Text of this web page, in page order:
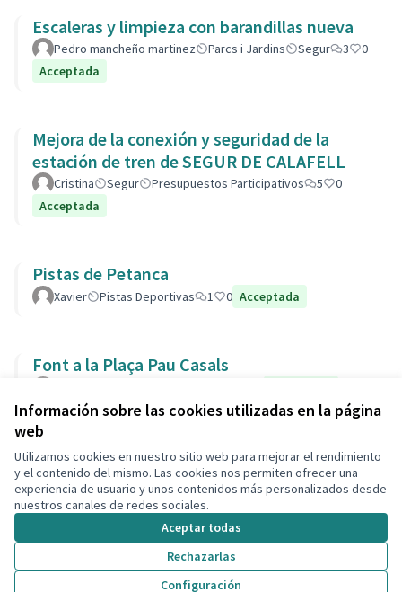
Información sobre las cookies utilizadas en la página
web
Utilizamos cookies en nuestro sitio web para mejorar el rendimiento
y el contenido del mismo. Las cookies nos permiten ofrecer una
experiencia de usuario y unos contenidos más personalizados desde
nuestros canales de redes sociales.
Aceptar todas
Rechazarlas
Configuración
Escaleras y limpieza con barandillas nueva
Pedro mancheño martinez Parcs i Jardins Segur 3
0
Acceptada
Mejora de la conexión y seguridad de la
estación de tren de SEGUR DE CALAFELL
Cristina Segur Presupuestos Participativos 5
0
Acceptada
Pistas de Petanca
Xavier Pistas Deportivas 1 0 Acceptada
Font a la Plaça Pau Casals
Términos y condiciones de uso
Configuración de cookies
Decidim Calafell en X
(Enlace externo)
Decidim Calafell en Facebook
Decidim Calafell en YouTube
Decidim Calafell en GitHub
(Enlace externo)
Con licencia
(Enlace